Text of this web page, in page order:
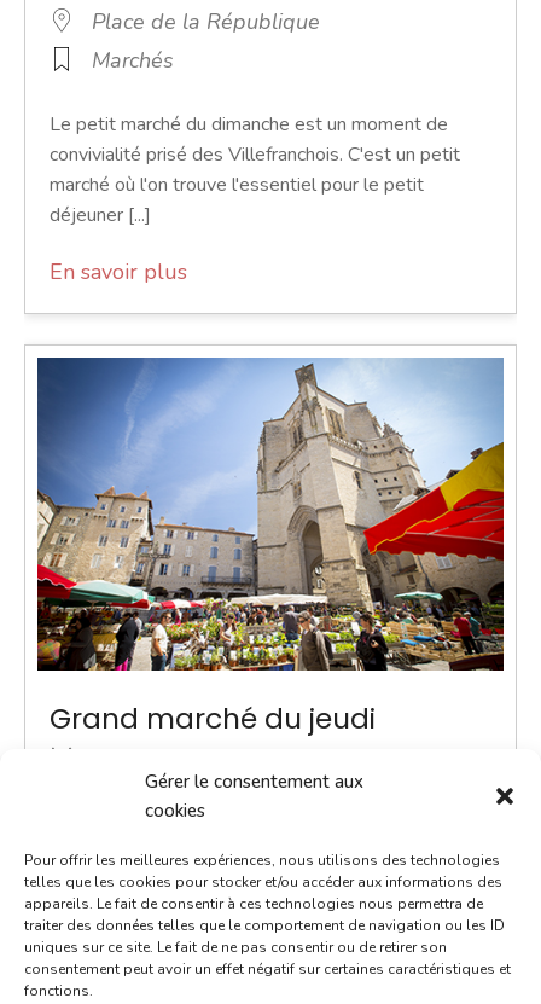
Gérer le consentement aux
cookies
Pour offrir les meilleures expériences, nous utilisons des technologies
telles que les cookies pour stocker et/ou accéder aux informations des
appareils. Le fait de consentir à ces technologies nous permettra de
traiter des données telles que le comportement de navigation ou les ID
uniques sur ce site. Le fait de ne pas consentir ou de retirer son
consentement peut avoir un effet négatif sur certaines caractéristiques et
fonctions.
Place de la République
Marchés
Le petit marché du dimanche est un moment de
convivialité prisé des Villefranchois. C'est un petit
marché où l'on trouve l'essentiel pour le petit
déjeuner [...]
En savoir plus
Grand marché du jeudi
8h00 - 13h00
Marchés
ACTUALITÉ - Une navette Bastibus gratuite pour le
marché Chaque jeudi jusqu’à septembre, une navette